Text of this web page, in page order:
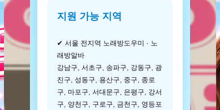
지원 가능 지역
✔ 서울 전지역 노래방도우미 · 노
래방알바
강남구, 서초구, 송파구, 강동구, 광
진구, 성동구, 용산구, 중구, 종로
구, 마포구, 서대문구, 은평구, 강서
구, 양천구, 구로구, 금천구, 영등포